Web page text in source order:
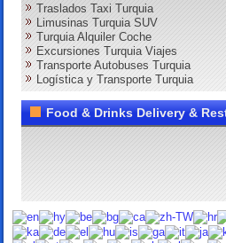
Traslados Taxi Turquia
Limusinas Turquia SUV
Turquia Alquiler Coche
Excursiones Turquia Viajes
Transporte Autobuses Turquia
Logística y Transporte Turquia
Food & Drinks Delivery &